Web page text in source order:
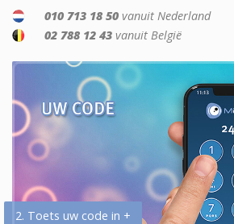
010 713 18 50 vanuit Nederland
02 788 12 43 vanuit België
2. Toets uw code in +